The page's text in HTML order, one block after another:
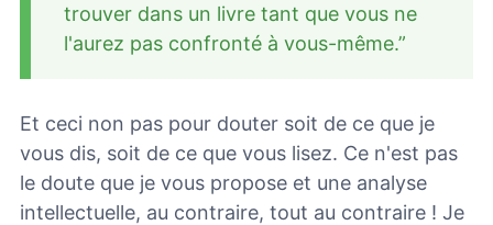
trouver dans un livre tant que vous ne
l'aurez pas confronté à vous-même.”
Et ceci non pas pour douter soit de ce que je
vous dis, soit de ce que vous lisez. Ce n'est pas
le doute que je vous propose et une analyse
intellectuelle, au contraire, tout au contraire ! Je